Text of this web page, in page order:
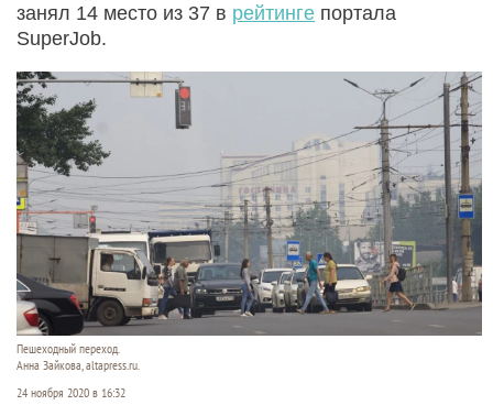
занял 14 место из 37 в рейтинге портала
SuperJob.
Пешеходный переход.
Анна Зайкова, altapress.ru.
24 ноября 2020 в 16:32